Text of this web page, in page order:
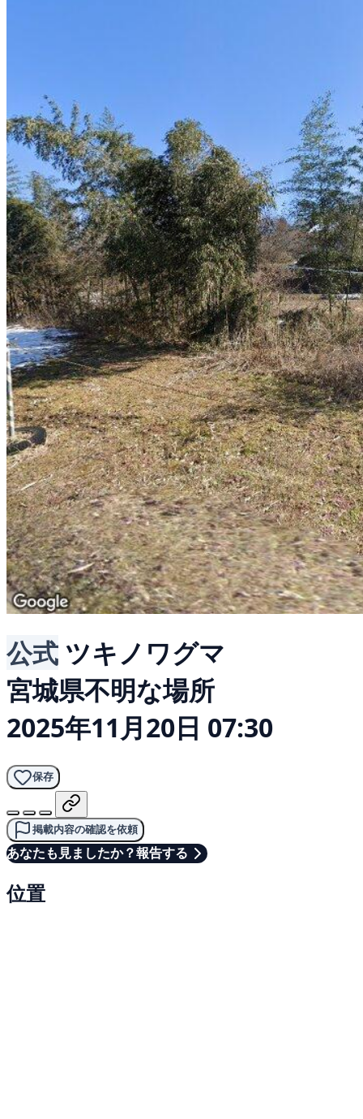
公式 ツキノワグマ
宮城県不明な場所
2025年11月20日 07:30
保存
掲載内容の確認を依頼
あなたも見ましたか？報告する
位置